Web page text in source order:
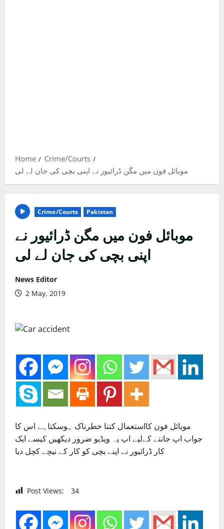
Home
Crime/Courts
موبائل فون میں مگن ڈرائیور نے اپنی بچی کی جان لے لی
Crime/Courts Pakistan
موبائل فون میں مگن ڈرائیور نے
اپنی بچی کی جان لے لی
News Editor
2 May, 2019
موبائل فون کااستعمال کتنا خطرناک ہوسکتاہے اس کا
جواب اپ جاننے کےلیے اپ یہ ویڈیو ضرور دیکھیں کیسے ایک
کار ڈرائیور نے اپنے بچی کو کار کے نیچے کچل دیا
Post Views: 34